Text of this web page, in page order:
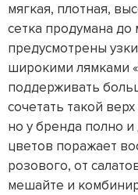
мягкая, плотная,
сетка продумана
предусмотрены
широкими лямками
поддерживать
сочетать такой
но у бренда полно и
цветов поражает
розового, от
мешайте и